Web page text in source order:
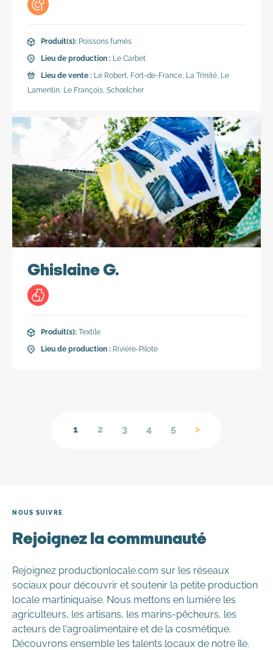
Produit(s): Poissons fumés
Lieu de production : Le Carbet
Lieu de vente : Le Robert, Fort-de-France, La Trinité, Le
Lamentin, Le François, Schœlcher
Lieu de production :
Lamentin, Le François, Schœlcher
Ghislaine G.
Produit(s): Textile
Lieu de production : Rivière-Pilote
Ghislaine G.
Produit(s):Textile
Toutes les passions sont héréditaires selon l’adage.
Ghislaine en est la parfaite illustration. Elle perpétue la
tradition familiale en utilisant son habileté, aussi bien au
jardin qu’une aiguille à la main. Découvrons ses créations
où le style côtoie la botanique.
Lieu de production :
1 2 3 4 5 >
NOUS SUIVRE
Rejoignez la communauté
Rejoignez productionlocale.com sur les réseaux
sociaux pour découvrir et soutenir la petite production
locale martiniquaise. Nous mettons en lumière les
agriculteurs, les artisans, les marins-pêcheurs, les
acteurs de l'agroalimentaire et de la cosmétique.
Découvrons ensemble les talents locaux de notre île.